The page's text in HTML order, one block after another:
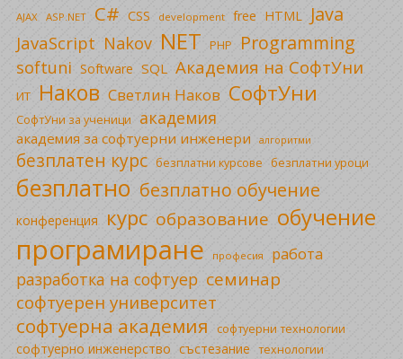
AJAX ASP.NET C# CSS development free HTML Java
JavaScript Nakov NET PHP Programming
softuni Software SQL Академия на СофтУни
ИТ Наков Светлин Наков СофтУни
СофтУни за ученици академия
академия за софтуерни инженери алгоритми
безплатен курс безплатни курсове безплатни уроци
безплатно безплатно обучение
конференция курс образование обучение
програмиране професия работа
разработка на софтуер семинар
софтуерен университет
софтуерна академия софтуерни технологии
софтуерно инженерство състезание технологии